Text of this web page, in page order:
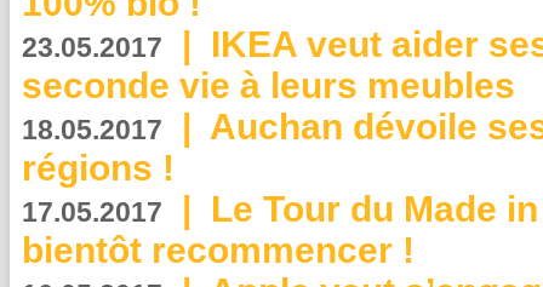
23.05.2017 | IKEA veut aider
seconde vie à leurs meubles
18.05.2017 | Auchan dévoile
régions !
17.05.2017 | Le Tour du Made
bientôt recommencer !